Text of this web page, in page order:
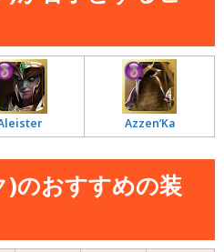
Azzen’Ka
のおすすめの装